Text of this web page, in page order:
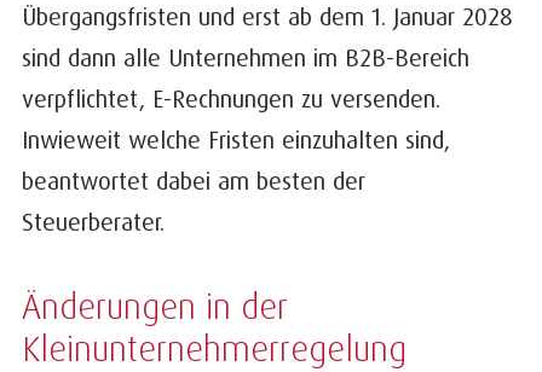
Übergangsfristen und erst ab dem 1. Januar 2028
sind dann alle Unternehmen im B2B-Bereich
verpflichtet, E-Rechnungen zu versenden.
Inwieweit welche Fristen einzuhalten sind,
beantwortet dabei am besten der
Steuerberater.
Änderungen in der
Kleinunternehmerregelung